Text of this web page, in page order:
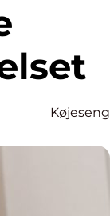
Køjeseng